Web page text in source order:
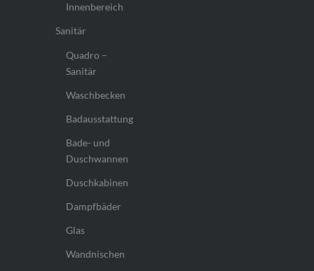
Innenbereich
Sanitär
Quadro –
Sanitär
Waschbecken
Badausstattung
Bade- und
Duschwannen
Duschkabinen
Dampfbäder
Glas
Wandnischen